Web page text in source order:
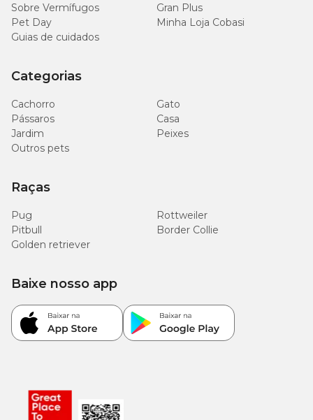
Só na Cobasi você encontra o
Nas lojas físicas e no site da Cobasi você encontra as melhores
formas de pagamento para as suas compras e conta com
amigo.
Sobre Vermífugos
Gran Plus
Pet Day
Minha Loja Cobasi
Guias de cuidados
Categorias
Cachorro
Gato
Pássaros
Casa
Jardim
Peixes
Outros pets
Raças
Pug
Rottweiler
Pitbull
Border Collie
Golden retriever
Baixe nosso app